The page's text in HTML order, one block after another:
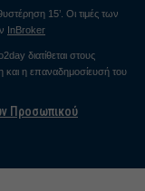
15’. Οι τιμές των
InBroker
διατίθεται στους
η επαναδημοσίευσή του
Προσωπικού